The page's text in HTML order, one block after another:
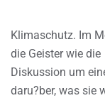
Klimaschutz. Im
die Geister wie die
Diskussion um
daru?ber, was sie